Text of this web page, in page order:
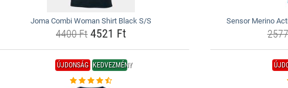
Joma Combi Woman Shirt Black S/S
4400 Ft4521 Ft
Sensor Merino
ÚJDONSÁG KEDVEZMÉNY